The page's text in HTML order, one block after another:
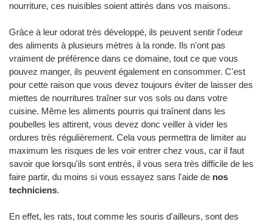
nourriture, ces nuisibles soient attirés dans vos maisons.
Grâce à leur odorat très développé, ils peuvent sentir l'odeur
des aliments à plusieurs mètres à la ronde. Ils n'ont pas
vraiment de préférence dans ce domaine, tout ce que vous
pouvez manger, ils peuvent également en consommer. C'est
pour cette raison que vous devez toujours éviter de laisser des
miettes de nourritures traîner sur vos sols ou dans votre
cuisine. Même les aliments pourris qui traînent dans les
poubelles les attirent, vous devez donc veiller à vider les
ordures très régulièrement. Cela vous permettra de limiter au
maximum les risques de les voir entrer chez vous, car il faut
savoir que lorsqu'ils sont entrés, il vous sera très difficile de les
faire partir, du moins si vous essayez sans l'aide de nos
techniciens.
En effet, les rats, tout comme les souris d'ailleurs, sont des